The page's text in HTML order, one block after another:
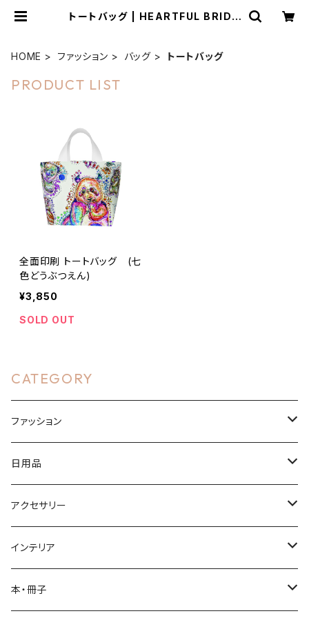
トートバッグ | HEARTFUL BRIDG
HOME ファッション バッグ トートバッグ
PRODUCT LIST
全面印刷 トートバッグ (七
色どうぶつえん)
¥3,850
SOLD OUT
CATEGORY
ファッション
Tシャツ・ウェア
ドライTシャツ
ハイクオリティシャツ
バッグ
トートバッグ
日用品
ボトル
サーモステンレスボトル
布製品
風呂敷
文房具
アクセサリー
アクリルグッズ
アクリルキーホルダー
インテリア
アクリルグッズ
本・冊子